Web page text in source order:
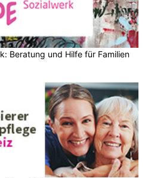
Beratung und Hilfe für Familien